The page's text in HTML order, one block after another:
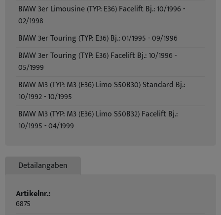
BMW 3er Limousine (TYP: E36) Facelift Bj.: 10/1996 -
02/1998
BMW 3er Touring (TYP: E36) Bj.: 01/1995 - 09/1996
BMW 3er Touring (TYP: E36) Facelift Bj.: 10/1996 -
05/1999
BMW M3 (TYP: M3 (E36) Limo S50B30) Standard Bj.:
10/1992 - 10/1995
BMW M3 (TYP: M3 (E36) Limo S50B32) Facelift Bj.:
10/1995 - 04/1999
Detailangaben
Artikelnr.:
6875